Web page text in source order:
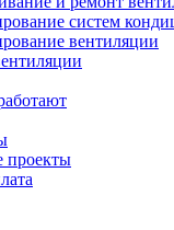
систем
вентиляции
проекты